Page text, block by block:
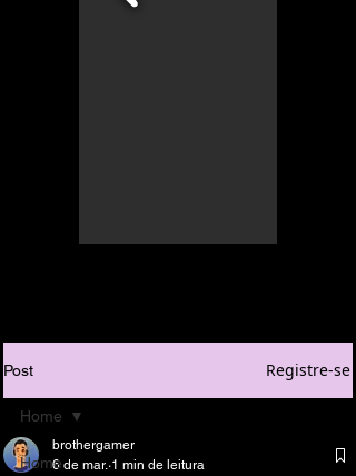
Post Registre-se
Home
Home
brothergamer
6 de mar. 1 min de leitura